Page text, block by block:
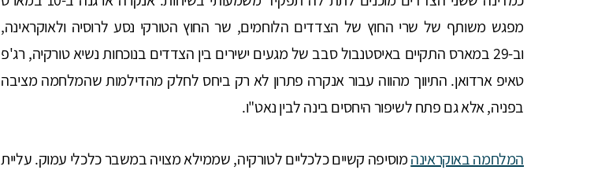
מפגש משותף של שרי החוץ של הצדדים הלוחמים, שר החוץ הטורקי נסע לרוסיה ולאוקראינה,
וב-29 במארס התקיים באיסטנבול סבב של מגעים ישירים בין הצדדים בנוכחות נשיא טורקיה, רג'פ
טאיפ ארדואן. התיווך מהווה עבור אנקרה פתרון לא רק ביחס לחלק מהדילמות שהמלחמה מציבה
בפניה, אלא גם פתח לשיפור היחסים בינה לבין נאט"ו.
המלחמה באוקראינהמוסיפה קשיים כלכליים לטורקיה, שממילא מצויה במשבר כלכלי עמוק. עליית